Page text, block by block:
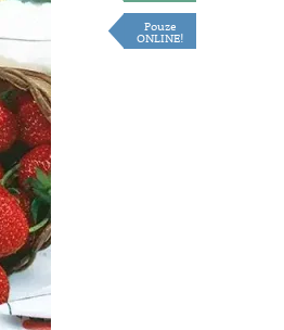
Pouze
ONLINE!